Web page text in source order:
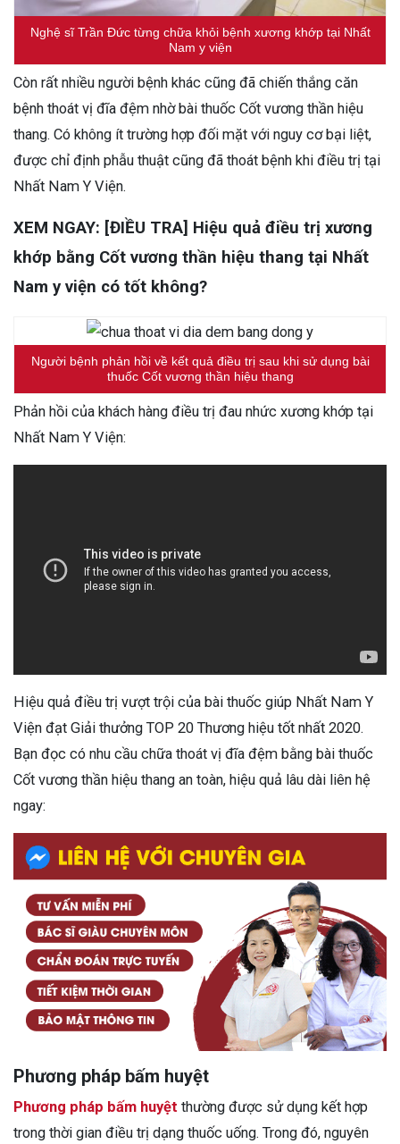
Nghệ sĩ Trần Đức từng chữa khỏi bệnh xương khớp tại Nhất
Nam y viện
Còn rất nhiều người bệnh khác cũng đã chiến thắng căn
bệnh thoát vị đĩa đệm nhờ bài thuốc Cốt vương thần hiệu
thang. Có không ít trường hợp đối mặt với nguy cơ bại liệt,
được chỉ định phẫu thuật cũng đã thoát bệnh khi điều trị tại
Nhất Nam Y Viện.
XEM NGAY: [ĐIỀU TRA] Hiệu quả điều trị xương
khớp bằng Cốt vương thần hiệu thang tại Nhất
Nam y viện có tốt không?
Người bệnh phản hồi về kết quả điều trị sau khi sử dụng bài
thuốc Cốt vương thần hiệu thang
Phản hồi của khách hàng điều trị đau nhức xương khớp tại
Nhất Nam Y Viện:
Hiệu quả điều trị vượt trội của bài thuốc giúp Nhất Nam Y
Viện đạt Giải thưởng TOP 20 Thương hiệu tốt nhất 2020.
Bạn đọc có nhu cầu chữa thoát vị đĩa đệm bằng bài thuốc
Cốt vương thần hiệu thang an toàn, hiệu quả lâu dài liên hệ
ngay:
Phương pháp bấm huyệt
Phương pháp bấm huyệt thường được sử dụng kết hợp
trong thời gian điều trị dạng thuốc uống. Trong đó, nguyên